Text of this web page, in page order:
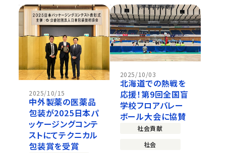
2025/10/15
中外製薬の医薬品
包装が2025日本パ
ッケージングコンテ
ストにてテクニカル
包装賞を受賞
2025/10/03
北海道での熱戦を
応援！第9回全国盲
学校フロアバレー
ボール大会に協賛
社会貢献
社会